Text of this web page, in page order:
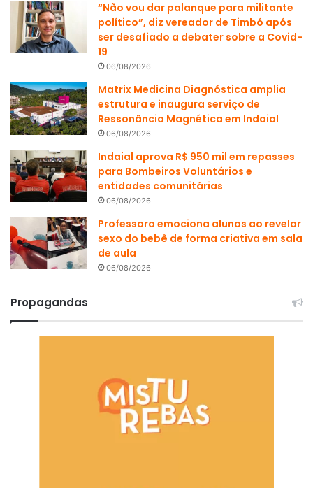
“Não vou dar palanque para militante
político”, diz vereador de Timbó após
ser desafiado a debater sobre a Covid-
19
06/08/2026
Matrix Medicina Diagnóstica amplia
estrutura e inaugura serviço de
Ressonância Magnética em Indaial
06/08/2026
Indaial aprova R$ 950 mil em repasses
para Bombeiros Voluntários e
entidades comunitárias
06/08/2026
Professora emociona alunos ao revelar
sexo do bebê de forma criativa em sala
de aula
06/08/2026
Propagandas